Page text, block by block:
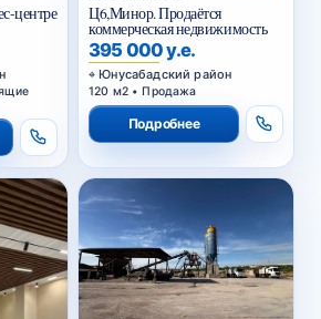
центре Ц6,Минор. Продаётся
коммерческая недвижимость
395 000 у.е.
Юнусабадский район
120 м2 • Продажа
Подробнее